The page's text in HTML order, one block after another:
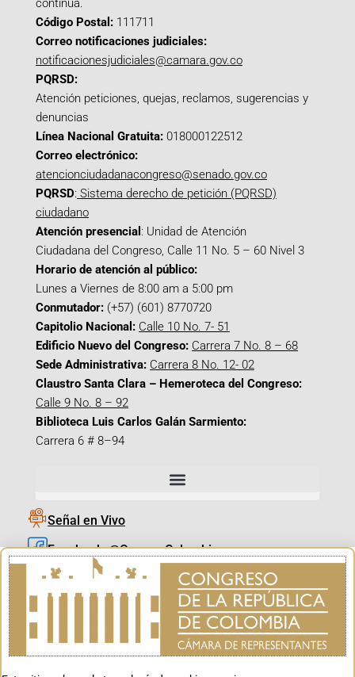
continua.
Código Postal: 111711
Correo notificaciones judiciales:
notificacionesjudiciales@camara.gov.co
PQRSD:
Atención peticiones, quejas, reclamos, sugerencias y
denuncias
Línea Nacional Gratuita: 018000122512
Correo electrónico:
atencionciudadanacongreso@senado.gov.co
PQRSD: Sistema derecho de petición (PQRSD)
ciudadano
Atención presencial : Unidad de Atención
Ciudadana del Congreso, Calle 11 No. 5 – 60 Nivel 3
Horario de atención al público:
Lunes a Viernes de 8:00 am a 5:00 pm
Conmutador: (+57) (601) 8770720
Capitolio Nacional: Calle 10 No. 7- 51
Edificio Nuevo del Congreso: Carrera 7 No. 8 – 68
Sede Administrativa: Carrera 8 No. 12- 02
Claustro Santa Clara – Hemeroteca del Congreso:
Calle 9 No. 8 – 92
Biblioteca Luis Carlos Galán Sarmiento:
Carrera 6 # 8–94
Señal en Vivo
Facebook_@CamaraColombia
Instagram_@CamaraColombia
X_@CamaraColombia
Youtube_@CamaraColombia